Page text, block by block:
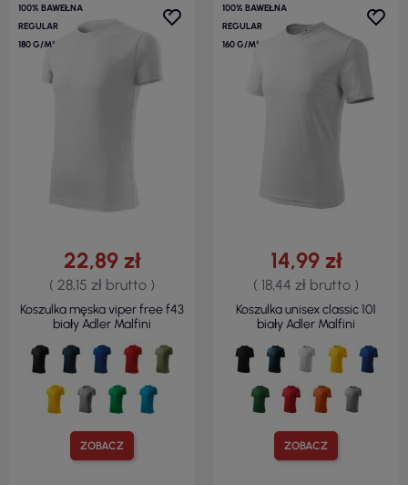
100% BAWEŁNA
REGULAR
180 G/M²
ZOBACZ
22,89 zł
( 28,15 zł brutto )
Koszulka męska viper free f43
biały Adler Malfini
100% BAWEŁNA
REGULAR
160 G/M²
ZOBACZ
14,99 zł
( 18,44 zł brutto )
Koszulka unisex classic 101
biały Adler Malfini